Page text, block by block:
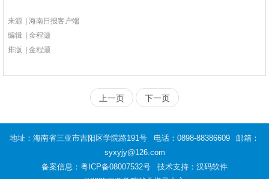
来源 | 海南日报客户端
编辑 | 金程灏
排版 | 金程灏
上一页 下一页
地址：海南省三亚市吉阳区学院路191号 电话：0898-88386609
邮箱：
syxyjy@126.com
备案信息：粤ICP备08007532号
技术支持：汉码软件